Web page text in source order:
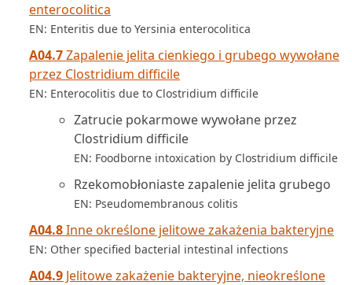
enterocolitica
EN: Enteritis due to Yersinia enterocolitica
A04.7Zapalenie jelita cienkiego i grubego wywołane
przez Clostridium difficile
EN: Enterocolitis due to Clostridium difficile
Zatrucie pokarmowe wywołane przez
Clostridium difficile
EN: Foodborne intoxication by Clostridium difficile
Rzekomobłoniaste zapalenie jelita grubego
EN: Pseudomembranous colitis
A04.8Inne określone jelitowe zakażenia bakteryjne
EN: Other specified bacterial intestinal infections
A04.9 Jelitowe zakażenie bakteryjne, nieokreślone